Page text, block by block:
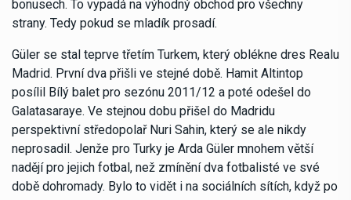
bonusech. To vypadá na výhodný obchod pro všechny
strany. Tedy pokud se mladík prosadí.
Güler se stal teprve třetím Turkem, který oblékne dres Realu
Madrid. První dva přišli ve stejné době. Hamit Altintop
posílil Bílý balet pro sezónu 2011/12 a poté odešel do
Galatasaraye. Ve stejnou dobu přišel do Madridu
perspektivní středopolař Nuri Sahin, který se ale nikdy
neprosadil. Jenže pro Turky je Arda Güler mnohem větší
nadějí pro jejich fotbal, než zmínění dva fotbalisté ve své
době dohromady. Bylo to vidět i na sociálních sítích, když po